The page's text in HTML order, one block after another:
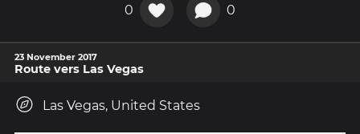
0 0
23 November 2017
Route vers Las Vegas
Las Vegas, United States